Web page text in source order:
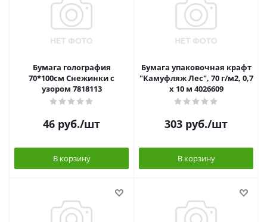
Бумага голография
70*100см Снежинки с
узором 7818113
46 руб./шт
В корзину
Бумага упаковочная крафт
"Камуфляж Лес", 70 г/м2, 0,7
х 10 м 4026609
303 руб./шт
В корзину